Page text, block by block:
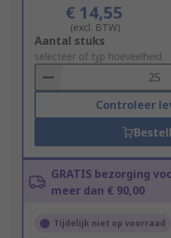
€ 14,55
(excl. BTW)
Add
to
Basket
Aantal stuks
selecteer of typ hoeveelheid
Controleer
GRATIS bezorging
meer dan € 90,00
Tijdelijk niet op voorraad